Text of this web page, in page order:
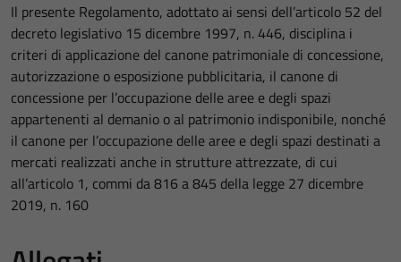
Il presente Regolamento, adottato ai sensi dell’articolo 52 del
decreto legislativo 15 dicembre 1997, n. 446, disciplina i
criteri di applicazione del canone patrimoniale di concessione,
autorizzazione o esposizione pubblicitaria, il canone di
concessione per l’occupazione delle aree e degli spazi
appartenenti al demanio o al patrimonio indisponibile, nonché
il canone per l’occupazione delle aree e degli spazi destinati a
mercati realizzati anche in strutture attrezzate, di cui
all’articolo 1, commi da 816 a 845 della legge 27 dicembre
2019, n. 160